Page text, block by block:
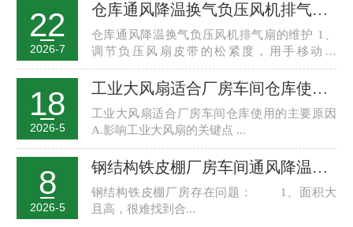
22
2026-7
仓库通风降温换气负压风机排气扇维护保养
仓库通风降温换气负压风机排气扇的维护 1、
调节负压风扇皮带的松紧度，用手移动风
轮，...
18
2026-5
工业大风扇适合厂房车间仓库使用的主要原因
工业大风扇适合厂房车间仓库使用的主要原因
A.影响工业大风扇的关键点 ...
8
2026-5
钢结构铁皮棚厂房车间通风降温解决方案
钢结构铁皮棚厂房存在问题： 1、面积大
且高，很难找到合...